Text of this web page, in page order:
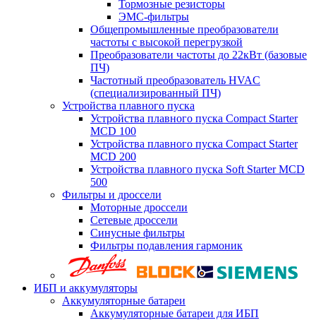
Тормозные резисторы
ЭМС-фильтры
Общепромышленные преобразователи
частоты с высокой перегрузкой
Преобразователи частоты до 22кВт (базовые
ПЧ)
Частотный преобразователь HVAC
(специализированный ПЧ)
Устройства плавного пуска
Устройства плавного пуска Compact Starter
MCD 100
Устройства плавного пуска Compact Starter
MCD 200
Устройства плавного пуска Soft Starter MCD
500
Фильтры и дроссели
Моторные дроссели
Сетевые дроссели
Синусные фильтры
Фильтры подавления гармоник
ИБП и аккумуляторы
Аккумуляторные батареи
Аккумуляторные батареи для ИБП